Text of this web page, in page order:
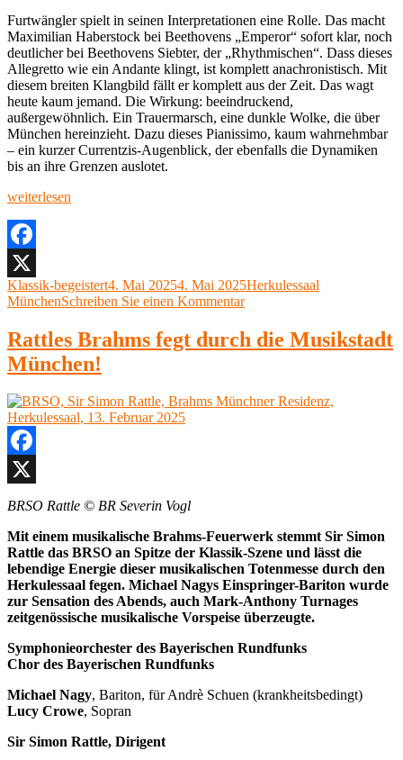
Furtwängler spielt in seinen Interpretationen eine Rolle. Das macht
Maximilian Haberstock bei Beethovens „Emperor“ sofort klar, noch
deutlicher bei Beethovens Siebter, der „Rhythmischen“. Dass dieses
Allegretto wie ein Andante klingt, ist komplett anachronistisch. Mit
diesem breiten Klangbild fällt er komplett aus der Zeit. Das wagt
heute kaum jemand. Die Wirkung: beeindruckend,
außergewöhnlich. Ein Trauermarsch, eine dunkle Wolke, die über
München hereinzieht. Dazu dieses Pianissimo, kaum wahrnehmbar
– ein kurzer Currentzis-Augenblick, der ebenfalls die Dynamiken
bis an ihre Grenzen auslotet.
„Eva
Klavier,
Maximilian
Haberstock,
Dirigent
Herkulessaal,
München,
Mai
2025“
weiterlesen
Facebook
X
Autor
Klassik-begeistertVeröffentlicht
am
4. Mai 20254. Mai 2025Kategorien
Herkulessaal
MünchenSchreiben Sie einen Kommentarzu
Gevorgyan,
Klavier,
Dirigent
Rattles Brahms fegt durch die Musikstadt
München!
Facebook
X
BRSO Rattle © BR Severin Vogl
Mit einem musikalische Brahms-Feuerwerk stemmt Sir Simon
Rattle das BRSO an Spitze der Klassik-Szene und lässt die
lebendige Energie dieser musikalischen Totenmesse durch den
Herkulessaal fegen. Michael Nagys Einspringer-Bariton wurde
zur Sensation des Abends, auch Mark-Anthony Turnages
zeitgenössische musikalische Vorspeise überzeugte.
Symphonieorchester des Bayerischen Rundfunks
Chor des Bayerischen Rundfunks
Michael Nagy, Bariton, für Andrè Schuen (krankheitsbedingt)
Lucy Crowe, Sopran
Sir Simon Rattle, Dirigent